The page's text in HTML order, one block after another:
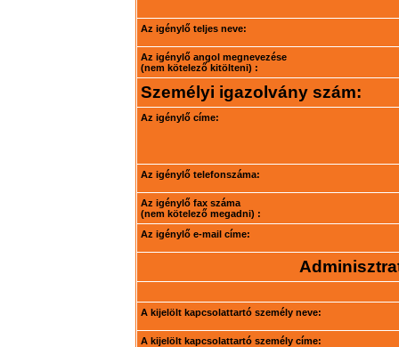
Az igénylő teljes neve:
Az igénylő angol megnevezése
(nem kötelező kitölteni) :
Személyi igazolvány szám:
Az igénylő címe:
Az igénylő telefonszáma:
Az igénylő fax száma
(nem kötelező megadni) :
Az igénylő e-mail címe:
A kijelölt kapcsolattartó személy neve:
A kijelölt kapcsolattartó személy címe: